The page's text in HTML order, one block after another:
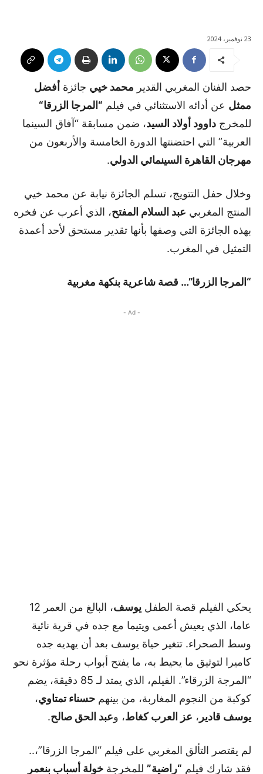
23 نوفمبر، 2024
حصد الفنان المغربي القدير محمد خيي جائزة أفضل
ممثل عن أدائه الاستثنائي في فيلم “المرجا الزرقا“
للمخرج داوود أولاد السيد، ضمن مسابقة “آفاق السينما
العربية” التي احتضنتها الدورة الخامسة والأربعون من
مهرجان القاهرة السينمائي الدولي.
وخلال حفل التتويج، تسلم الجائزة نيابة عن محمد خيي
المنتج المغربي عبد السلام المفتح، الذي أعرب عن فخره
بهذه الجائزة التي وصفها بأنها تقدير مستحق لأحد أعمدة
التمثيل في المغرب.
“المرجا الزرقا”… قصة شاعرية بنكهة مغربية
- Ad -
يحكي الفيلم قصة الطفل يوسف
، البالغ من العمر 12
عاما، الذي يعيش أعمى ويتيما مع جده في قرية نائية
وسط الصحراء. تتغير حياة يوسف بعد أن يهديه جده
كاميرا لتوثيق ما يحيط به، ما يفتح أبواب رحلة مؤثرة نحو
“المرجة الزرقاء”. الفيلم، الذي يمتد لـ 85 دقيقة، يضم
كوكبة من النجوم المغاربة، من بينهم حسناء تمتاوي،
يوسف قادير ، عز العرب كغاط، وعبد الحق صالح.
لم يقتصر التألق المغربي على فيلم “المرجا الزرقا”،..
فقد شارك فيلم “راضية” للمخرجة خولة أسباب بنعمر